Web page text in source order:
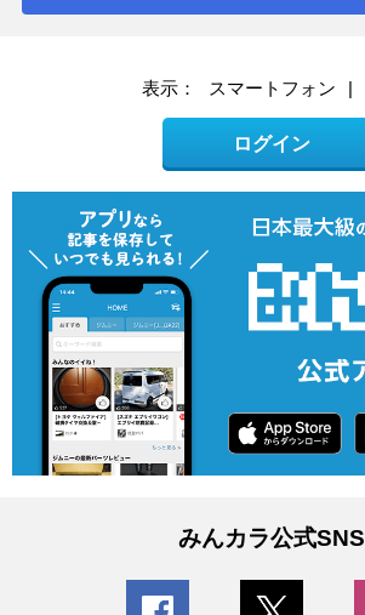
表示： スマートフォン |
ログイン
みんカラ公式SNS